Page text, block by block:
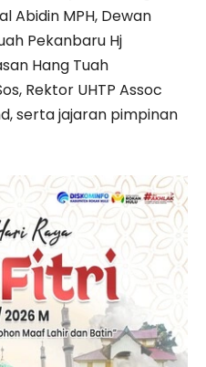
Abidin MPH, Dewan
Pekanbaru Hj
Hang Tuah
Rektor UHTP Assoc
serta jajaran pimpinan